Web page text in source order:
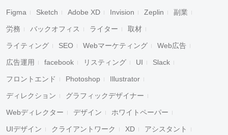
Figma Sketch Adobe XD Invision Zeplin 副業
労務 バックオフィス ライター 取材
ライティング SEO Webマーケティング Web広告
広告運用 facebook リスティング UI Slack
フロントエンド Photoshop Illustrator
ディレクション グラフィックデザイナー
Webディレクター デザイン ホワイトペーパー
UIデザイン クライアントワーク XD アシスタント